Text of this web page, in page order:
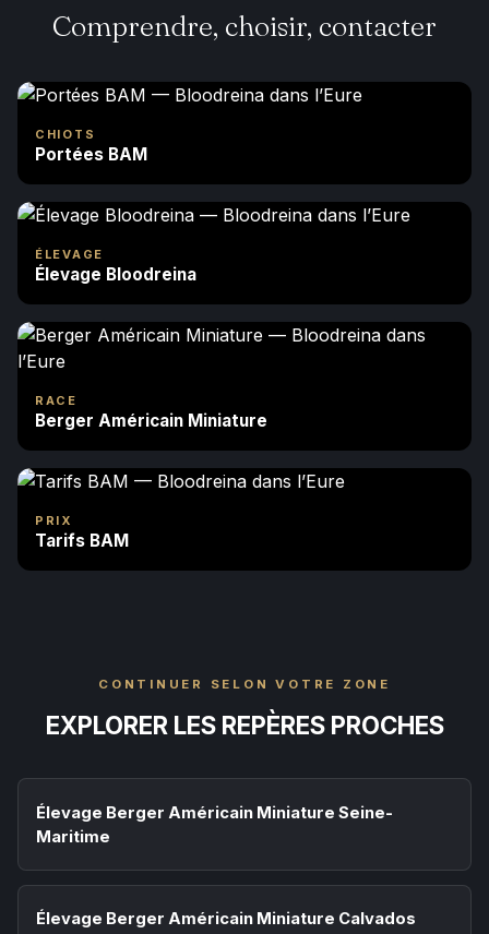
Comprendre, choisir, contacter
CHIOTS
Portées BAM
ÉLEVAGE
Élevage Bloodreina
RACE
Berger Américain Miniature
PRIX
Tarifs BAM
CONTINUER SELON VOTRE ZONE
EXPLORER LES REPÈRES PROCHES
Élevage Berger Américain Miniature Seine-
Maritime
Élevage Berger Américain Miniature Calvados